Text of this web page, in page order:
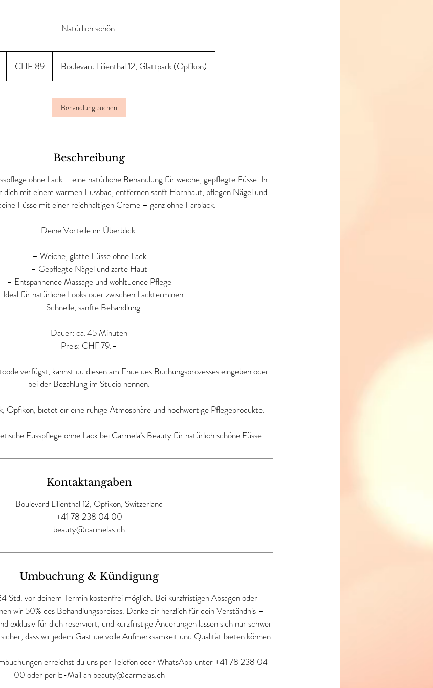
Natürlich schön.
Franken
CHF 89 Boulevard Lilienthal 12, Glattpark (Opfikon)
Behandlung buchen
Beschreibung
ohne Lack – eine natürliche Behandlung für weiche, gepflegte Füsse. In
mit einem warmen Fussbad, entfernen sanft Hornhaut, pflegen Nägel und
Füsse mit einer reichhaltigen Creme – ganz ohne Farblack.
Deine Vorteile im Überblick:
– Weiche, glatte Füsse ohne Lack
– Gepflegte Nägel und zarte Haut
– Entspannende Massage und wohltuende Pflege
Ideal für natürliche Looks oder zwischen Lackterminen
– Schnelle, sanfte Behandlung
Dauer: ca. 45 Minuten
Preis: CHF 79.–
verfügst, kannst du diesen am Ende des Buchungsprozesses eingeben oder
bei der Bezahlung im Studio nennen.
Opfikon, bietet dir eine ruhige Atmosphäre und hochwertige Pflegeprodukte.
Fusspflege ohne Lack bei Carmela’s Beauty für natürlich schöne Füsse.
Kontaktangaben
Boulevard Lilienthal 12, Opfikon, Switzerland
+41 78 238 04 00
beauty@carmelas.ch
Umbuchung & Kündigung
Std. vor deinem Termin kostenfrei möglich. Bei kurzfristigen Absagen oder
wir 50% des Behandlungspreises. Danke dir herzlich für dein Verständnis –
exklusiv für dich reserviert, und kurzfristige Änderungen lassen sich nur schwer
dass wir jedem Gast die volle Aufmerksamkeit und Qualität bieten können.
erreichst du uns per Telefon oder WhatsApp unter +41 78 238 04
00 oder per E-Mail an beauty@carmelas.ch